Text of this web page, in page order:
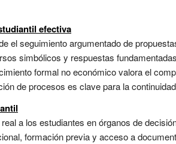
efectiva
el seguimiento argumentado de
simbólicos y respuestas
formal no económico valora el
de procesos es clave para la
a los estudiantes en órganos de
formación previa y acceso a